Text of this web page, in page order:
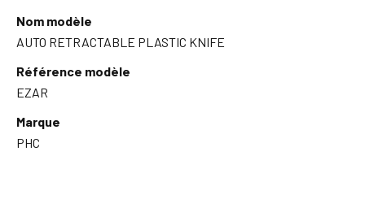
Nom modèle
AUTO RETRACTABLE PLASTIC KNIFE
Référence modèle
EZAR
Marque
PHC